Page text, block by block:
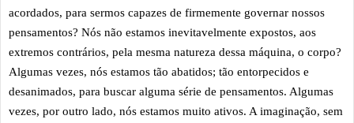
acordados, para sermos capazes de firmemente governar nossos
pensamentos? Nós não estamos inevitavelmente expostos, aos
extremos contrários, pela mesma natureza dessa máquina, o corpo?
Algumas vezes, nós estamos tão abatidos; tão entorpecidos e
desanimados, para buscar alguma série de pensamentos. Algumas
vezes, por outro lado, nós estamos muito ativos. A imaginação, sem